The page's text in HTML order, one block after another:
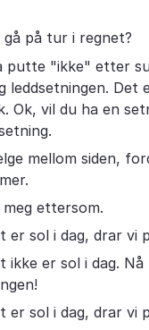
gå på tur i regnet?
putte "ikke" etter
leddsetningen. Det
Ok, vil du ha en
mellom siden,
ettersom.
er sol i dag, drar vi
ikke er sol i dag. Nå
er sol i dag, drar vi